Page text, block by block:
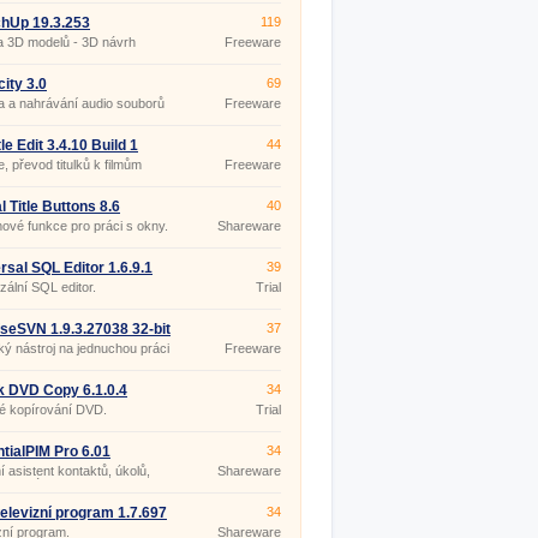
19.3.253
3D modelů - 3D návrh
119
Freeware
3.0
a nahrávání audio souborů
69
Freeware
Edit 3.4.10 Build 1
převod titulků k filmům
44
Freeware
Title Buttons 8.6
funkce pro práci s okny.
40
Shareware
SQL Editor 1.6.9.1
SQL editor.
39
Trial
1.9.3.27038 32-bit
nástroj na jednuchou práci
37
Freeware
DVD Copy 6.1.0.4
kopírování DVD.
34
Trial
Pro 6.01
asistent kontaktů, úkolů,
34
Shareware
program 1.7.697
program.
34
Shareware